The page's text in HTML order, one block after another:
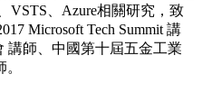
VSTS、Azure相關研究，致
Microsoft Tech Summit 講
講師、中國第十屆五金工業